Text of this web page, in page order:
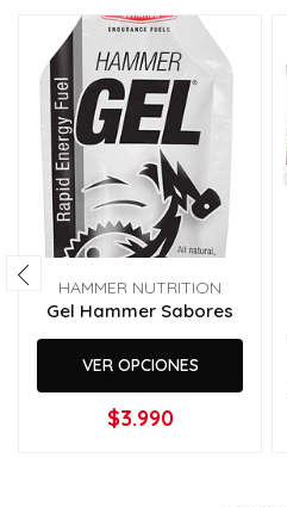
HAMMER NUTRITION
Gel Hammer Sabores
VER OPCIONES
$3.990